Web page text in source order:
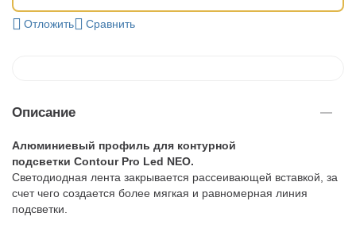
Отложить Сравнить
Описание
Алюминиевый профиль для контурной
подсветки Contour Pro Led NEO.
Светодиодная лента закрывается рассеивающей вставкой, за
счет чего создается более мягкая и равномерная линия
подсветки.